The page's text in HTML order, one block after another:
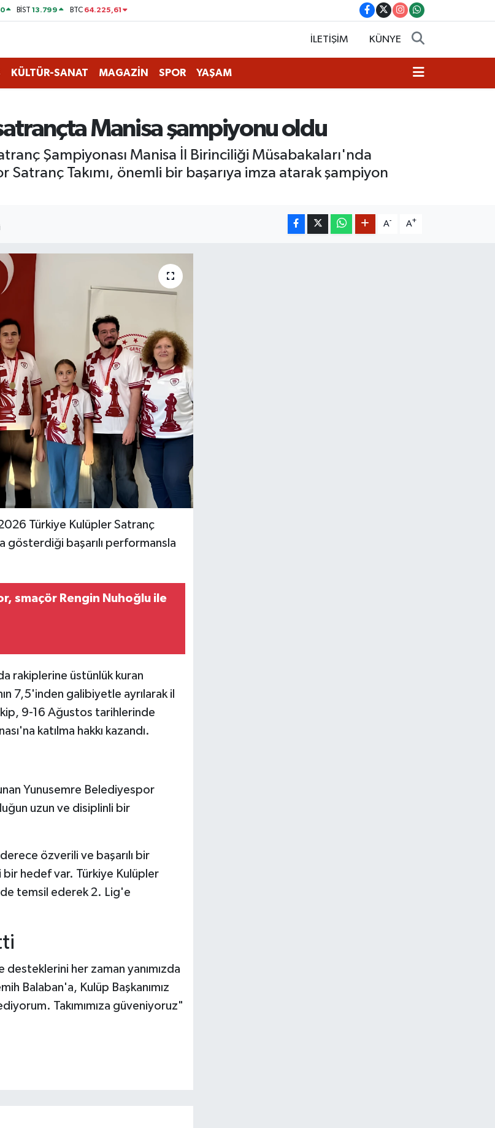
BİST13.799 BTC 64.225,61
İLETİŞİM KÜNYE
KÜLTÜR-SANAT MAGAZİN SPOR YAŞAM
Manisa şampiyonu oldu
Şampiyonası Manisa İl Birinciliği Müsabakaları'nda
Takımı, önemli bir başarıya imza atarak şampiyon
A- A+
Türkiye Kulüpler Satranç
gösterdiği başarılı performansla
smaçör Rengin Nuhoğlu ile
rakiplerine üstünlük kuran
7,5'inden galibiyetle ayrılarak il
9-16 Ağustos tarihlerinde
katılma hakkı kazandı.
Yunusemre Belediyespor
uzun ve disiplinli bir
özverili ve başarılı bir
hedef var. Türkiye Kulüpler
temsil ederek 2. Lig'e
desteklerini her zaman yanımızda
Balaban'a, Kulüp Başkanımız
Takımımıza güveniyoruz"